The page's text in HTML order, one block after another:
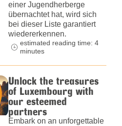
einer Jugendherberge
übernachtet hat, wird sich
bei dieser Liste garantiert
wiedererkennen.
estimated reading time: 4
minutes
Unlock the treasures
of Luxembourg with
our esteemed
partners
Embark on an unforgettable